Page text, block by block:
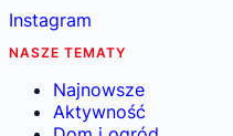
Instagram
NASZE TEMATY
Najnowsze
Aktywność